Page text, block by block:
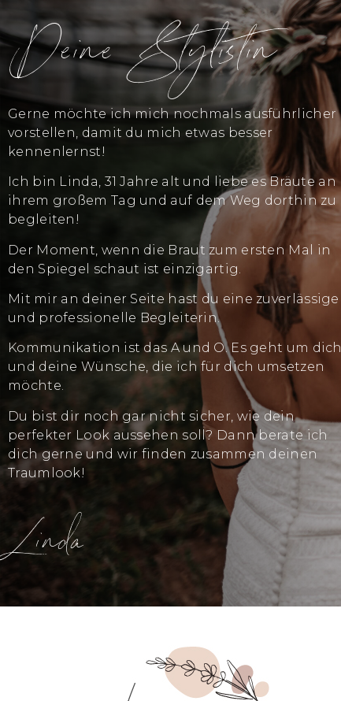
Deine Stylistin
Gerne möchte ich mich nochmals ausführlicher
vorstellen, damit du mich etwas besser
kennenlernst!
Ich bin Linda, 31 Jahre alt und liebe es Bräute an
ihrem großem Tag und auf dem Weg dorthin zu
begleiten!
Der Moment, wenn die Braut zum ersten Mal in
den Spiegel schaut ist einzigartig.
Mit mir an deiner Seite hast du eine zuverlässige
und professionelle Begleiterin.
Kommunikation ist das A und O. Es geht um dich
und deine Wünsche, die ich für dich umsetzen
möchte.
Du bist dir noch gar nicht sicher, wie dein
perfekter Look aussehen soll? Dann berate ich
dich gerne und wir finden zusammen deinen
Traumlook!
Linda